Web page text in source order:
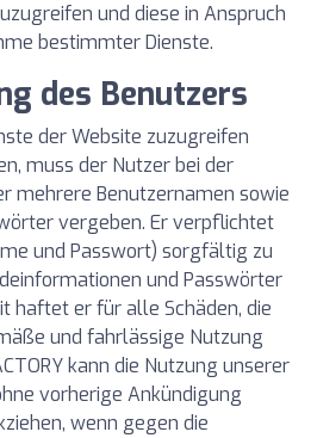
und diese in Anspruch
bestimmter Dienste.
des Benutzers
der Website zuzugreifen
muss der Nutzer bei der
mehrere Benutzernamen sowie
vergeben. Er verpflichtet
und Passwort) sorgfältig zu
und Passwörter
haftet er für alle Schäden, die
und fahrlässige Nutzung
kann die Nutzung unserer
vorherige Ankündigung
wenn gegen die